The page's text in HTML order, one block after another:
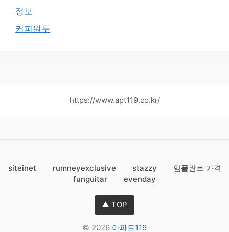
정보
커피원두
https://www.apt119.co.kr/
siteinet rumneyexclusive stazzy
임플란트 가격
funguitar
evenday
▲ TOP
© 2026 아파트119